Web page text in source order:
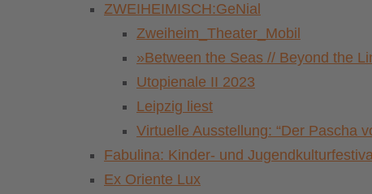
ZWEIHEIMISCH:GeNial
Zweiheim_Theater_Mobil
»Between the Seas // Beyond the
Utopienale II 2023
Leipzig liest
Virtuelle Ausstellung: “Der Pascha
Fabulina: Kinder- und
Ex Oriente Lux